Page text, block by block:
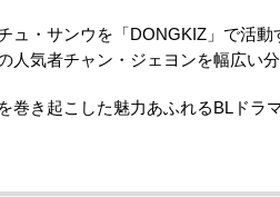
ュ・サンウを「DONGKIZ」で活
人気者チャン・ジェヨンを幅広い
巻き起こした魅力あふれるBLドラ